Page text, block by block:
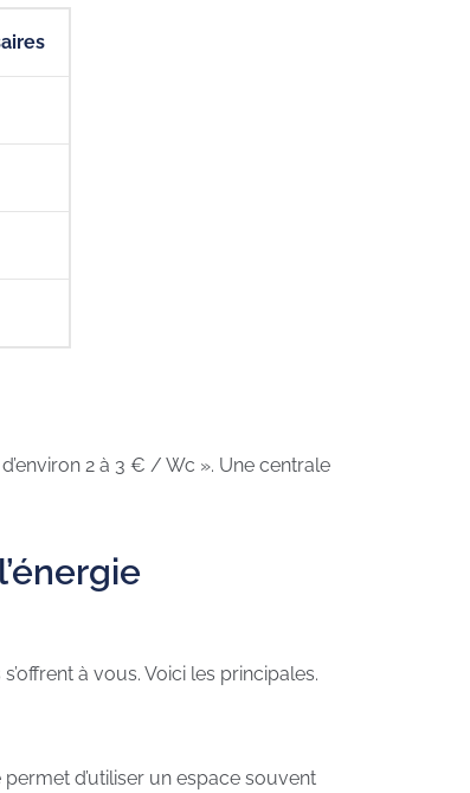
2 à 3 € / Wc ». Une centrale
à vous. Voici les principales.
d’utiliser un espace souvent